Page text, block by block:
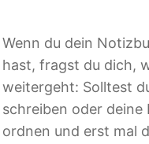
Wenn du dein
hast, fragst du dich,
weitergeht: Solltest
schreiben oder deine
ordnen und erst mal